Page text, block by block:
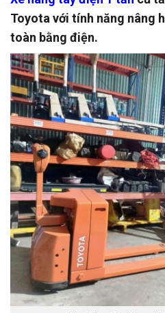
Toyota với tính năng nâng
toàn bằng điện.